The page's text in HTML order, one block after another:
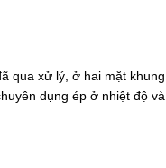
qua xử lý, ở hai mặt
dụng ép ở nhiệt độ